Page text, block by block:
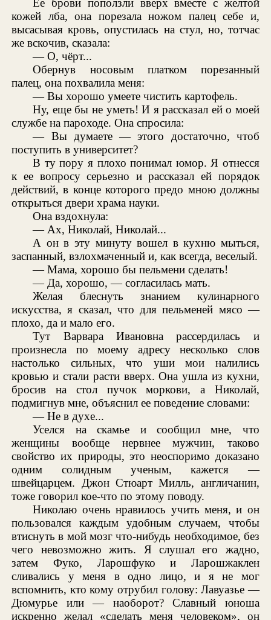
Ее брови поползли вверх вместе с желтой
кожей лба, она порезала ножом палец себе и,
высасывая кровь, опустилась на стул, но, тотчас
же вскочив, сказала:
— О, чёрт...
Обернув носовым платком порезанный
палец, она похвалила меня:
— Вы хорошо умеете чистить картофель.
Ну, еще бы не уметь! И я рассказал ей о моей
службе на пароходе. Она спросила:
— Вы думаете — этого достаточно, чтоб
поступить в университет?
В ту пору я плохо понимал юмор. Я отнесся
к ее вопросу серьезно и рассказал ей порядок
действий, в конце которого предо мною должны
открыться двери храма науки.
Она вздохнула:
— Ах, Николай, Николай...
А он в эту минуту вошел в кухню мыться,
заспанный, взлохмаченный и, как всегда, веселый.
— Мама, хорошо бы пельмени сделать!
— Да, хорошо, — согласилась мать.
Желая блеснуть знанием кулинарного
искусства, я сказал, что для пельменей мясо —
плохо, да и мало его.
Тут Варвара Ивановна рассердилась и
произнесла по моему адресу несколько слов
настолько сильных, что уши мои налились
кровью и стали расти вверх. Она ушла из кухни,
бросив на стол пучок моркови, а Николай,
подмигнув мне, объяснил ее поведение словами:
— Не в духе...
Уселся на скамье и сообщил мне, что
женщины вообще нервнее мужчин, таково
свойство их природы, это неоспоримо доказано
одним солидным ученым, кажется —
швейцарцем. Джон Стюарт Милль, англичанин,
тоже говорил кое-что по этому поводу.
Николаю очень нравилось учить меня, и он
пользовался каждым удобным случаем, чтобы
втиснуть в мой мозг что-нибудь необходимое, без
чего невозможно жить. Я слушал его жадно,
затем Фуко, Ларошфуко и Ларошжаклен
сливались у меня в одно лицо, и я не мог
вспомнить, кто кому отрубил голову: Лавуазье —
Дюмурье или — наоборот? Славный юноша
искренно желал «сделать меня человеком», он